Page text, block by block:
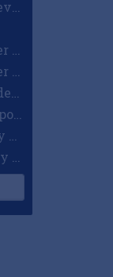
EK Retail Customer Support Omnichannel